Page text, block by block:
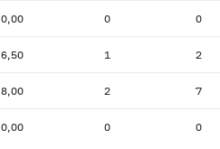
0,00 0 0
6,50 1 2
8,00 2 7
0,00 0 0